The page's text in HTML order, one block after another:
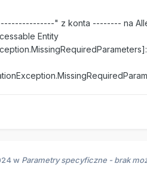
" z konta -------- na
Entity
w Parametry specyficzne - brak